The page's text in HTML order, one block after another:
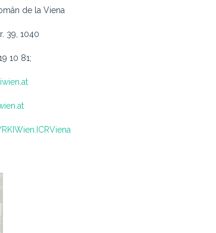
de la Viena
39, 1040
10 81;